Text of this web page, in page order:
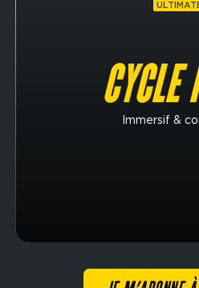
CYCLE
Immersif &